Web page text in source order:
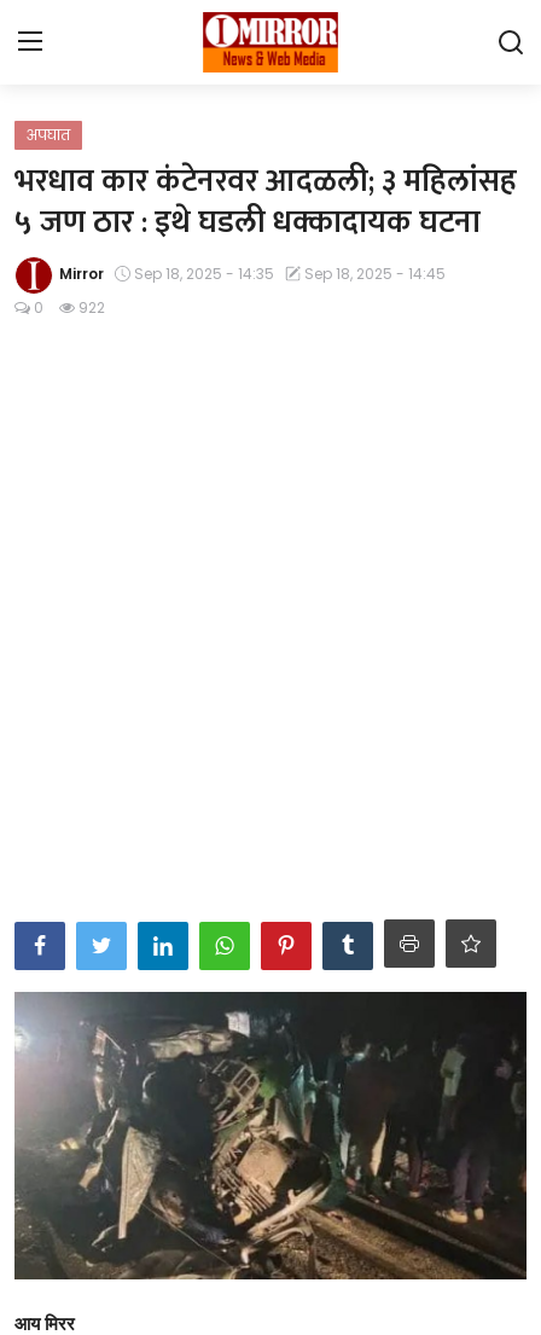
Home
महाराष्ट्र
देश विदेश
अपघात
भरधाव कार कंटेनरवर आदळली; ३ महिलांसह
५ जण ठार : इथे घडली धक्कादायक घटना
Mirror Sep 18, 2025 - 14:35
Sep 18, 2025 - 14:45
0
922
आय मिरर